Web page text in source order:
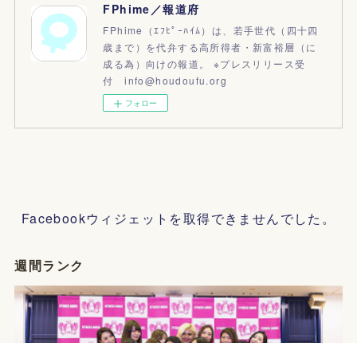
FPhime／報道府
FPhime（ｴﾌﾋﾟｰﾊｲﾑ）は、若手世代（四十四
歳まで）を代弁する高所得者・新富裕層（に
成る為）向けの報道。 ※プレスリリース受
付 info@houdoufu.org
フォロー
Facebookウィジェットを取得できませんでした。
週間ランク